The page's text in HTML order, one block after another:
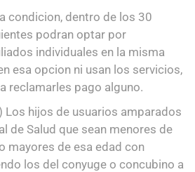
condicion, dentro de los 30
podran optar por
individuales en la misma
esa opcion ni usan los servicios,
reclamarles pago alguno.
Los hijos de usuarios amparados
de Salud que sean menores de
mayores de esa edad con
los del conyuge o concubino a